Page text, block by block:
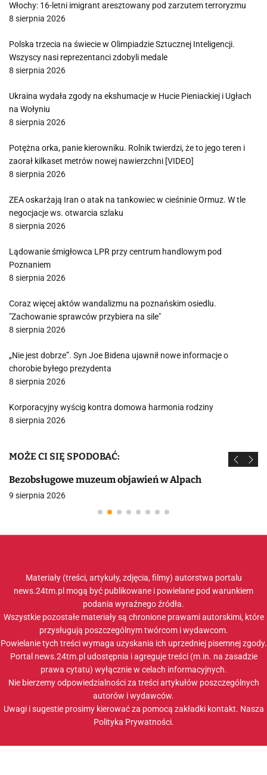
Włochy: 16-letni imigrant aresztowany pod zarzutem terroryzmu
8 sierpnia 2026
Polska trzecia na świecie w Olimpiadzie Sztucznej Inteligencji.
Wszyscy nasi reprezentanci zdobyli medale
8 sierpnia 2026
Ukraina wydała zgody na ekshumacje w Hucie Pieniackiej i Ugłach
na Wołyniu
8 sierpnia 2026
Potężna orka, panie kierowniku. Rolnik twierdzi, że to jego teren i
zaorał kilkaset metrów nowej nawierzchni [VIDEO]
8 sierpnia 2026
ZEA oskarżają Iran o atak na tankowiec w cieśninie Ormuz. W tle
negocjacje ws. otwarcia szlaku
8 sierpnia 2026
Lądowanie śmigłowca LPR przy centrum handlowym pod
Poznaniem
8 sierpnia 2026
Coraz więcej aktów wandalizmu na poznańskim osiedlu.
"Zachowanie sprawców przybiera na sile"
8 sierpnia 2026
„Nie jest dobrze”. Syn Joe Bidena ujawnił nowe informacje o
chorobie byłego prezydenta
8 sierpnia 2026
Korporacyjny wyścig kontra domowa harmonia rodziny
8 sierpnia 2026
MOŻE CI SIĘ SPODOBAĆ:
Bezobsługowe muzeum objawień w Alpach
9 sierpnia 2026
Materiały (treści, artykuły, zdjęcia, filmy) autorstwa portalu
news.24tm.pl mogą być publikowane i powielane pod warunkiem
podania wyraźnego źródła.
Wszystkie pozostałe materiały są chronione prawami autorskimi, które
przysługują poszczególnym twórcom i wydawcom.
Powielanie tych treści wymaga uzyskania ich uprzedniej pisemnej zgody.
Portal news.24tm.pl udostępnia i agreguje treści (m.in. na zasadzie
prawa cytatu) wyłącznie w celach informacyjnych.
Nie bierzemy odpowiedzialności za treści artykułów poszczególnych
autorów i wydawców.
Uwagi i sugestie prosimy kierować za pomocą zakładki kontakt. Nasza
Polityka Prywatności.